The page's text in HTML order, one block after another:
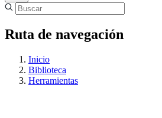
Ruta de navegación
Inicio
Biblioteca
Herramientas